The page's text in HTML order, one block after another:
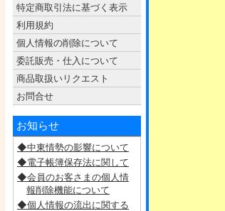
特定商取引法に基づく表示
利用規約
個人情報の削除について
委託販売・仕入について
商品取扱いリクエスト
お問合せ
お知らせ
◆中東情勢の影響について
◆電子帳簿保存法に関して
◆会員のお客さまの個人情
報削除機能について
◆個人情報の流出に関する